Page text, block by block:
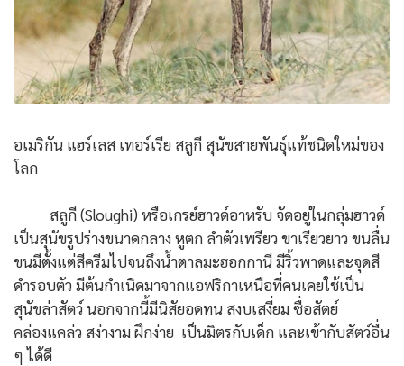
อเมริกัน แฮร์เลส เทอร์เรีย สลูกี สุนัขสายพันธุ์แท้ชนิดใหม่ของ
โลก
สลูกี (Sloughi) หรือเกรย์ฮาวด์อาหรับ จัดอยู่ในกลุ่มฮาวด์
เป็นสุนัขรูปร่างขนาดกลาง หูตก ลำตัวเพรียว ขาเรียวยาว ขนลื่น
ขนมีตั้งแต่สีครีมไปจนถึงน้ำตาลมะฮอกกานี มีริ้วพาดและจุดสี
ดำรอบตัว มีต้นกำเนิดมาจากแอฟริกาเหนือที่คนเคยใช้เป็น
สุนัขล่าสัตว์ นอกจากนี้มีนิสัยอดทน สงบเสงี่ยม ซื่อสัตย์
คล่องแคล่ว สง่างาม ฝึกง่าย เป็นมิตรกับเด็ก และเข้ากับสัตว์อื่น
ๆ ได้ดี